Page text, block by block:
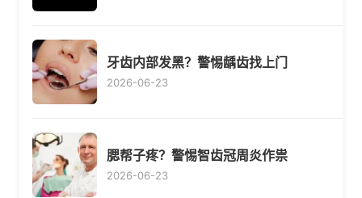
牙齿内部发黑？警惕龋齿找上门
2026-06-23
腮帮子疼？警惕智齿冠周炎作祟
2026-06-23